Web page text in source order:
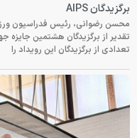
برگزیدگان AIPS
محسن رضوانی، رئیس فدراسیون
تعدادی از برگزیدگان این رویداد را